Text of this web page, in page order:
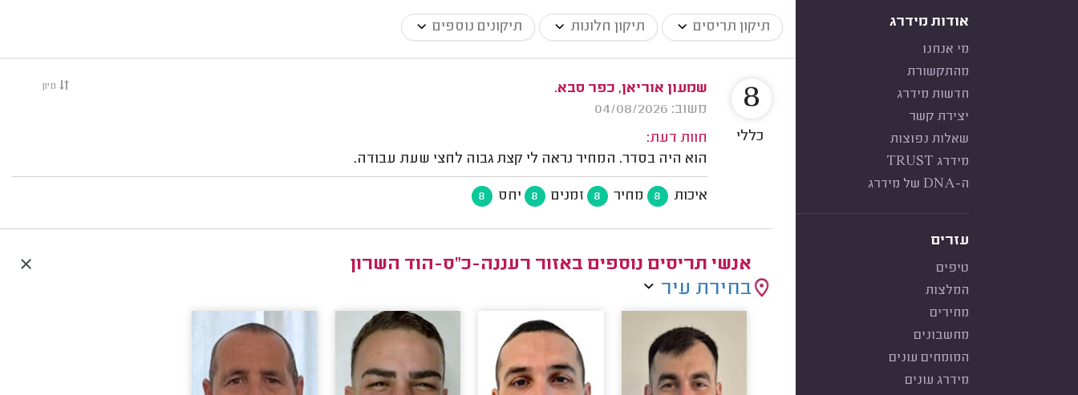
אודות מידרג
מי אנחנו
מהתקשורת
חדשות מידרג
יצירת קשר
שאלות נפוצות
מידרג TRUST
ה-DNA של מידרג
עזרים
טיפים
המלצות
מחירים
מחשבונים
המומחים עונים
מידרג עונים
תיקון תריסים תיקון חלונות תיקונים נוספים
מיון
שמעון אוריאן, כפר סבא.
משוב: 04/08/2026
חוות דעת:
הוא היה בסדר. המחיר נראה לי קצת גבוה לחצי שעת עבודה.
איכות 8 מחיר 8 זמנים 8 יחס 8
8
כללי
אנשי תריסים נוספים באזור רעננה-כ"ס-הוד השרון
בחירת עיר